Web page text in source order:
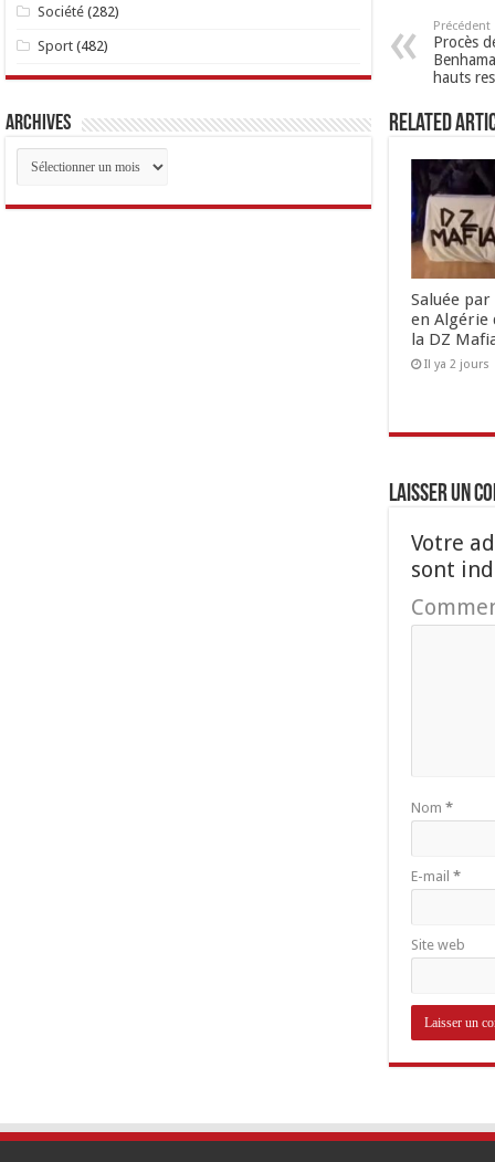
Précédent
Procès
hauts
Related
Saluée
en Algérie
la DZ
Il ya 2 jours
Laisser un
Votre
sont
Nom *
E-mail *
Site web
Société (282)
Sport (482)
Archives
Archives